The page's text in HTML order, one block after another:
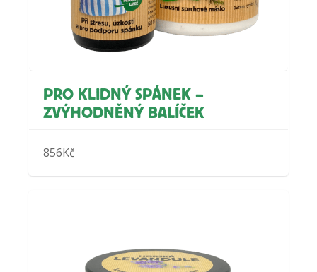
PRO KLIDNÝ SPÁNEK –
ZVÝHODNĚNÝ BALÍČEK
856Kč